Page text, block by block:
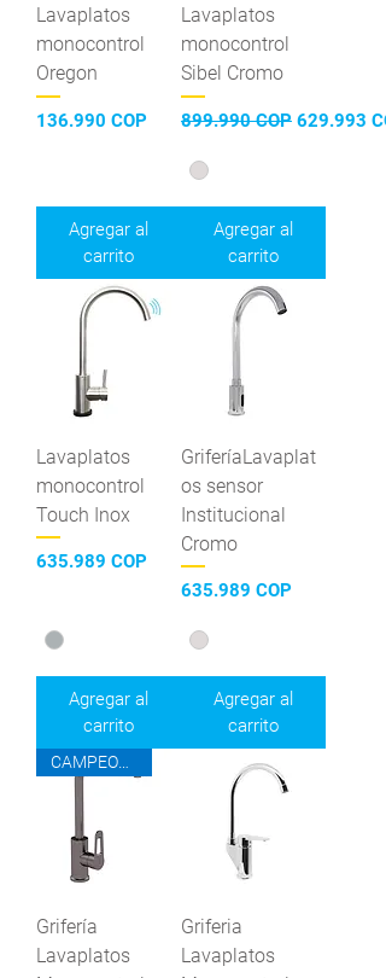
Lavaplatos
monocontrol
Oregon
Precio
136.990 COP
Agregar al
carrito
Lavaplatos
monocontrol
Sibel Cromo
Precio
899.990 COP Precio de
629.993
Agregar al
carrito
Lavaplatos
monocontrol
Touch Inox
Precio
635.989 COP
Agregar al
carrito
GriferíaLavaplat
os sensor
Institucional
Cromo
Precio
635.989 COP
Agregar al
carrito
Grifería
Lavaplatos
Griferia
Lavaplatos